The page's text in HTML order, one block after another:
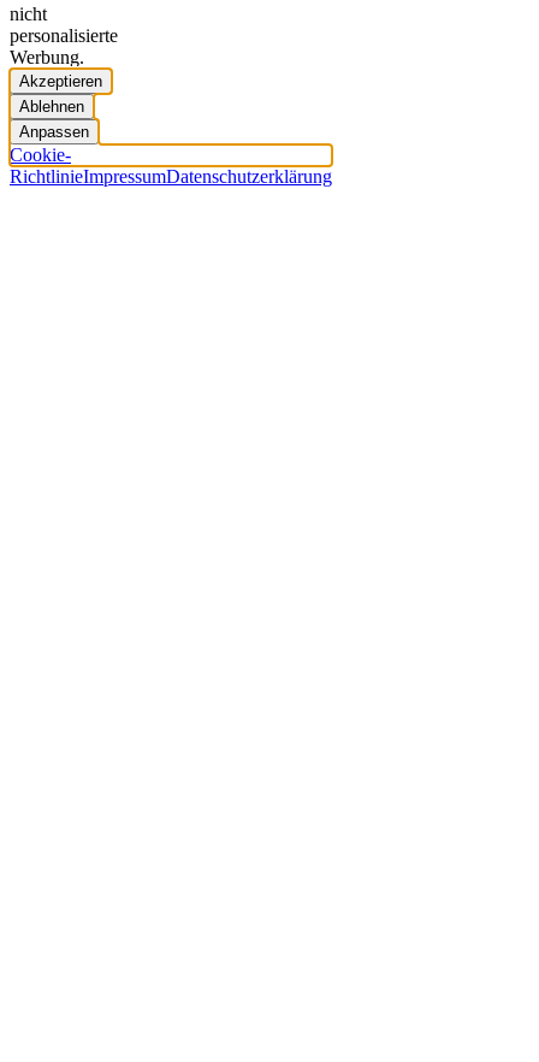
nicht
personalisierte
Werbung.
Akzeptieren
Ablehnen
Anpassen
Cookie-
RichtlinieImpressumDatenschutzerklärung